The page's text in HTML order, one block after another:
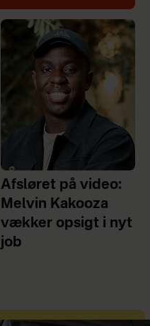
Afsløret på video:
Melvin Kakooza
vækker opsigt i nyt
job